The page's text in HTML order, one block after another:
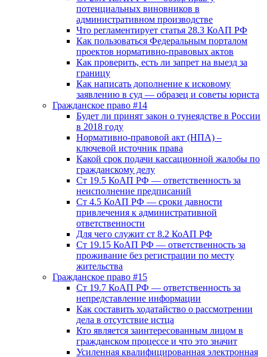
потенциальных виновников в
административном производстве
Что регламентирует статья 28.3 КоАП РФ
Как пользоваться Федеральным порталом
проектов нормативно-правовых актов
Как проверить, есть ли запрет на выезд за
границу
Как написать дополнение к исковому
заявлению в суд — образец и советы юриста
Гражданское право #14
Будет ли принят закон о тунеядстве в России
в 2018 году
Нормативно-правовой акт (НПА) –
ключевой источник права
Какой срок подачи кассационной жалобы по
гражданскому делу
Ст 19.5 КоАП РФ — ответственность за
неисполнение предписаний
Ст 4.5 КоАП РФ — сроки давности
привлечения к административной
ответственности
Для чего служит ст 8.2 КоАП РФ
Ст 19.15 КоАП РФ — ответственность за
проживание без регистрации по месту
жительства
Гражданское право #15
Ст 19.7 КоАП РФ — ответственность за
непредставление информации
Как составить ходатайство о рассмотрении
дела в отсутствие истца
Кто является заинтересованным лицом в
гражданском процессе и что это значит
Усиленная квалифицированная электронная